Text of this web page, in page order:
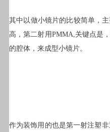
其中以做小镜片的比较简单，
高，第二射用PMMA,关键点是
的腔体，来成型小镜片。
作为装饰用的也是第一射注塑